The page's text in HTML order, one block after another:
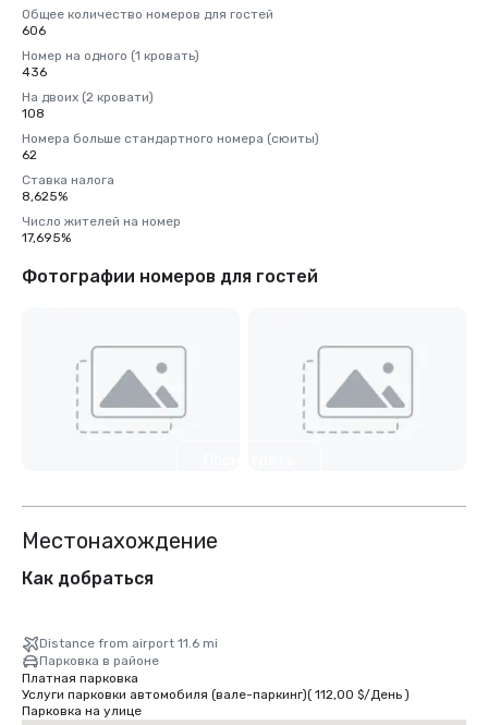
Общее количество номеров для гостей
606
Номер на одного (1 кровать)
436
На двоих (2 кровати)
108
Номера больше стандартного номера (сюиты)
62
Ставка налога
8,625%
Число жителей на номер
17,695%
Фотографии номеров для гостей
Местонахождение
Как добраться
Distance from airport 11.6 mi
Парковка в районе
Платная парковка
Услуги парковки автомобиля (вале-паркинг)( 112,00 $/День)
Парковка на улице